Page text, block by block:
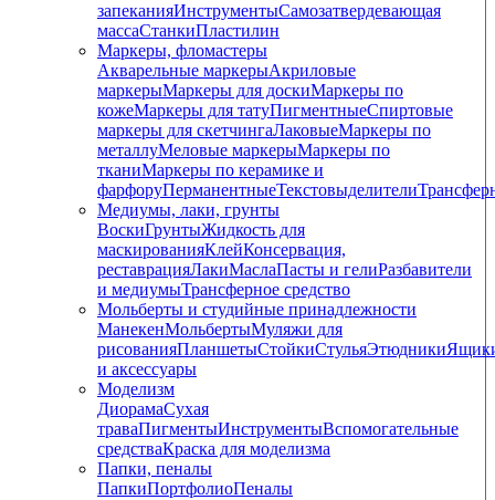
запеканияИнструментыСамозатвердевающая
массаСтанкиПластилин
Маркеры, фломастеры
Акварельные маркерыАкриловые
маркерыМаркеры для доскиМаркеры по
кожеМаркеры для татуПигментныеCпиртовые
маркеры для скетчингаЛаковыеМаркеры по
металлуМеловые маркерыМаркеры по
тканиМаркеры по керамике и
фарфоруПерманентныеТекстовыделители
Медиумы, лаки, грунты
ВоскиГрунтыЖидкость для
маскированияКлейКонсервация,
реставрацияЛакиМаслаПасты и гелиРазбавители
и медиумыТрансферное средство
Мольберты и студийные принадлежности
МанекенМольбертыМуляжи для
рисованияПланшетыСтойкиСтульяЭтюдники
и аксессуары
Моделизм
ДиорамаСухая
траваПигментыИнструментыВспомогательные
средстваКраска для моделизма
Папки, пеналы
ПапкиПортфолиоПеналы